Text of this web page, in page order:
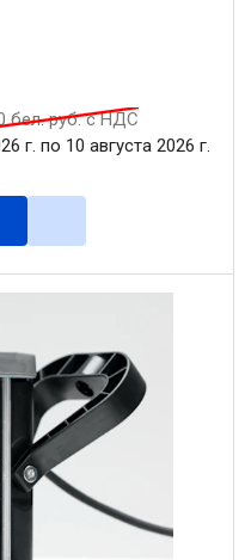
бел. руб. с НДС
г. по 10 августа 2026 г.